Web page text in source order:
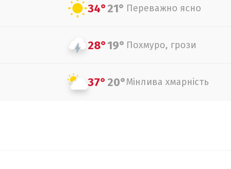
34°21° Переважно ясно
28°19° Похмуро, грози
37°20°Мінлива хмарність